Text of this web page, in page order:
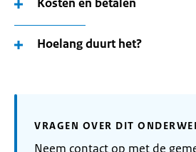
Hoelang duurt het?
VRAGEN OVER DIT
Neem contact op met de